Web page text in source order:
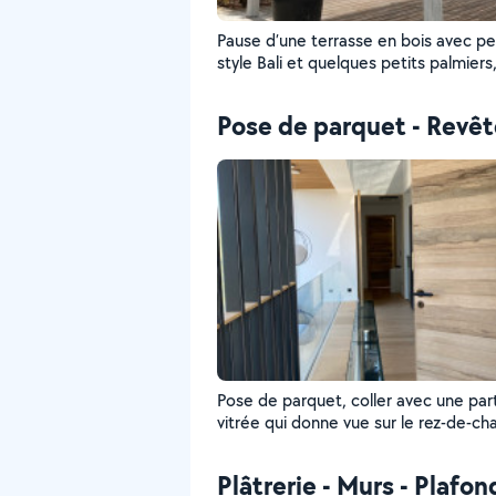
Pause d’une terrasse en bois avec
style Bali et quelques petits palmiers,
Pose de parquet -
Pose de parquet, coller avec une
vitrée qui donne vue sur le rez-de-
métalliques, plafond de l’escalier
Plâtrerie - Murs -